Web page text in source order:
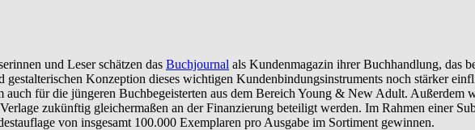
und Leser schätzen das Buchjournal als Kundenmagazin ihrer Buchhandlung, das
Konzeption dieses wichtigen Kundenbindungsinstruments noch stärker
für die jüngeren Buchbegeisterten aus dem Bereich Young & New Adult. Außerdem
zukünftig gleichermaßen an der Finanzierung beteiligt werden. Im Rahmen einer
von insgesamt 100.000 Exemplaren pro Ausgabe im Sortiment gewinnen.